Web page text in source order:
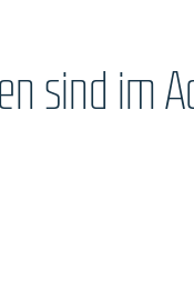
sind im